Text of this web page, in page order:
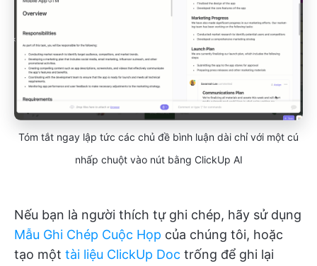
Tóm tắt ngay lập tức các chủ đề bình luận dài chỉ với một cú
nhấp chuột vào nút bằng ClickUp AI
Nếu bạn là người thích tự ghi chép, hãy sử dụng
Mẫu Ghi Chép Cuộc Họp của chúng tôi, hoặc
tạo một tài liệu ClickUp Doc trống để ghi lại